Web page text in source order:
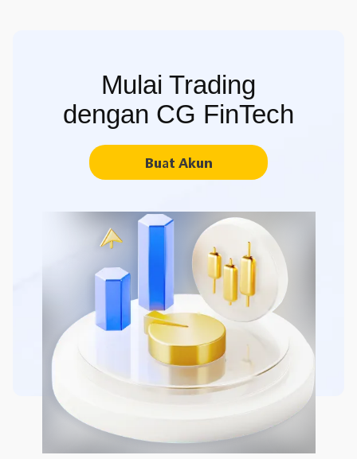
Mulai Trading
dengan CG FinTech
Buat Akun